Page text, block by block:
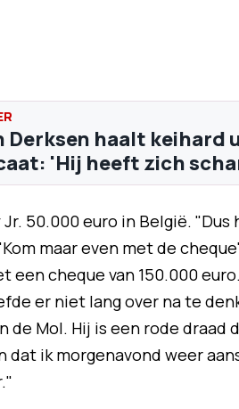
Derksen haalt keihard
'Hij heeft zich
50.000 euro in België.
maar even met de
cheque van 150.000
er niet lang over na te
de Mol. Hij is een rode draad
dat ik morgenavond weer